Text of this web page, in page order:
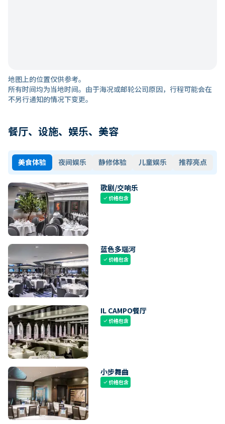
地图上的位置仅供参考。
所有时间均为当地时间。由于海况或邮轮公司原因，行程可能会在
不另行通知的情况下变更。
餐厅、设施、娱乐、美容
美食体验 夜间娱乐 静修体验 儿童娱乐 推荐亮点
歌剧/交响乐
check价格包含
蓝色多瑙河
check价格包含
IL CAMPO餐厅
check价格包含
小步舞曲
check价格包含